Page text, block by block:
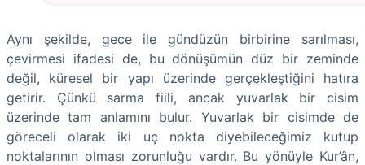
Aynı şekilde, gece ile gündüzün birbirine sarılması,
çevirmesi ifadesi de, bu dönüşümün düz bir zeminde
değil, küresel bir yapı üzerinde gerçekleştiğini hatıra
getirir. Çünkü sarma fiili, ancak yuvarlak bir cisim
üzerinde tam anlamını bulur. Yuvarlak bir cisimde de
göreceli olarak iki uç nokta diyebileceğimiz kutup
noktalarının olması zorunluğu vardır. Bu yönüyle Kur’ân,